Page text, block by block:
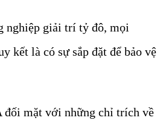
nghiệp giải trí tỷ đô, mọi
kết là có sự sắp đặt để bảo vệ
đối mặt với những chỉ trích về